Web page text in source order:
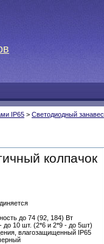
IP65 > Светодиодный занавес
колпачок
до 74 (92, 184) Вт
до 10 шт. (2*6 и 2*9 - до 5шт)
влагозащищенный IP65